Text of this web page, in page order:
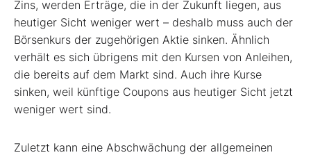
Zins, werden Erträge, die in der Zukunft liegen, aus
heutiger Sicht weniger wert – deshalb muss auch der
Börsenkurs der zugehörigen Aktie sinken. Ähnlich
verhält es sich übrigens mit den Kursen von Anleihen,
die bereits auf dem Markt sind. Auch ihre Kurse
sinken, weil künftige Coupons aus heutiger Sicht jetzt
weniger wert sind.
Zuletzt kann eine Abschwächung der allgemeinen